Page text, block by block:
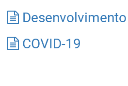
COVID-19